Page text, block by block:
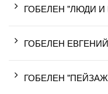
ГОБЕЛЕН "ЛЮДИ
ГОБЕЛЕН
ГОБЕЛЕН